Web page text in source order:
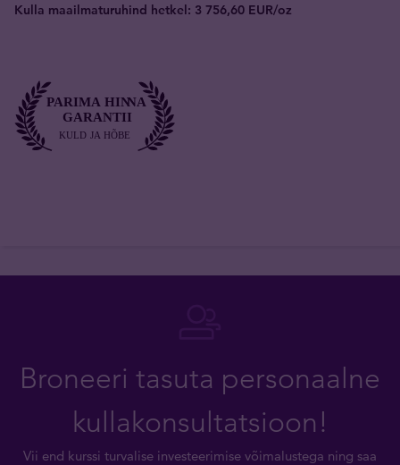
Kulla maailmaturuhind hetkel: 3 756,60 EUR/oz
Broneeri tasuta personaalne
kullakonsultatsioon!
Vii end kurssi turvalise investeerimise võimalustega ning saa